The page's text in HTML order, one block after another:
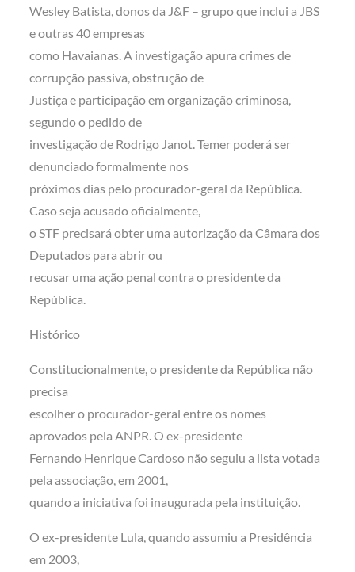
Wesley Batista, donos da J&F – grupo que inclui a JBS
e outras 40 empresas
como Havaianas. A investigação apura crimes de
corrupção passiva, obstrução de
Justiça e participação em organização criminosa,
segundo o pedido de
investigação de Rodrigo Janot. Temer poderá ser
denunciado formalmente nos
próximos dias pelo procurador-geral da República.
Caso seja acusado oficialmente,
o STF precisará obter uma autorização da Câmara dos
Deputados para abrir ou
recusar uma ação penal contra o presidente da
República.
Histórico
Constitucionalmente, o presidente da República não
precisa
escolher o procurador-geral entre os nomes
aprovados pela ANPR. O ex-presidente
Fernando Henrique Cardoso não seguiu a lista votada
pela associação, em 2001,
quando a iniciativa foi inaugurada pela instituição.
O ex-presidente Lula, quando assumiu a Presidência
em 2003,